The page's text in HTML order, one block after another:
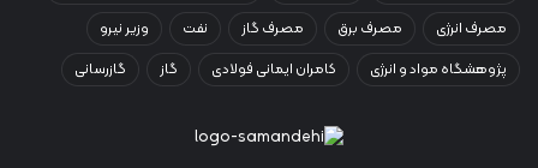
مصرف انرژی
مصرف برق مصرف گاز نفت
وزیر نیرو
پژوهشگاه مواد و انرژی
کامران ایمانی فولادی گاز گازرسانی